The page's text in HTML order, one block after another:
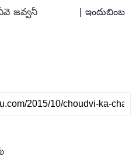
నీవె జవ్వనీ
|ఇందుబింబ